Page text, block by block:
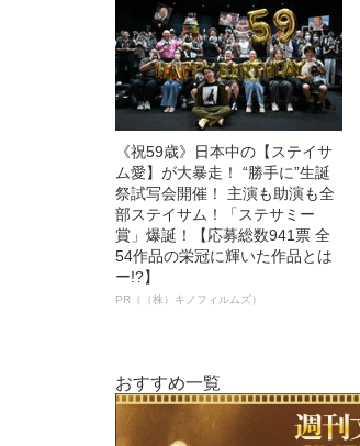
《祝59歳》日本中の【ステイサ
ム愛】が大暴走！ “勝手に”生誕
祭試写会開催！ 主演も助演も全
部ステイサム！「ステサミー
賞」爆誕！【応募総数941票 全
54作品の栄冠に輝いた作品とは
ー!?】
PR（（株）キノフィルムズ）
おすすめ一覧